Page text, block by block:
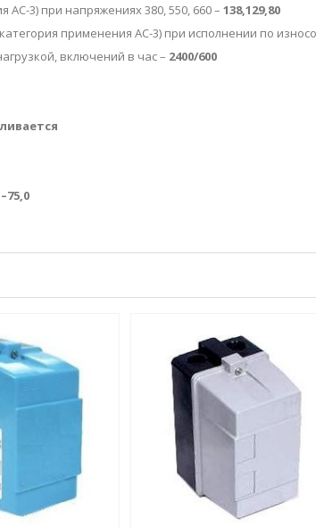
3) при напряжениях 380, 550, 660 – 138,129,80
применения АС-3) при исполнении по
включений в час – 2400/600